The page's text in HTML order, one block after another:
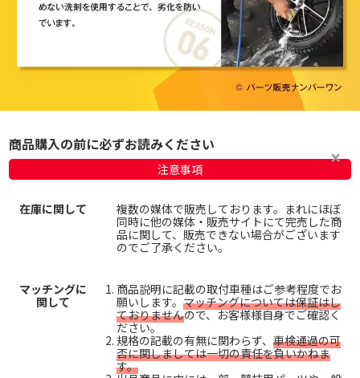
商品購入の前に必ずお読みください
注意事項
在庫に関して
複数の媒体で販売しております。まれにほぼ
同時に他の媒体・販売サイトにて完売した商
品に関して、販売できない場合がございます
のでご了承ください。
マッチングに
関して
商品説明に記載の取付車種はご参考程度でお
願いします。 マッチングについては保証はし
ておりませんので、お客様様自身でご確認く
ださい。
規格の記載の有無に関わらず、 車検通過の可
否に関しましては一切の責任を負いかねま
す。